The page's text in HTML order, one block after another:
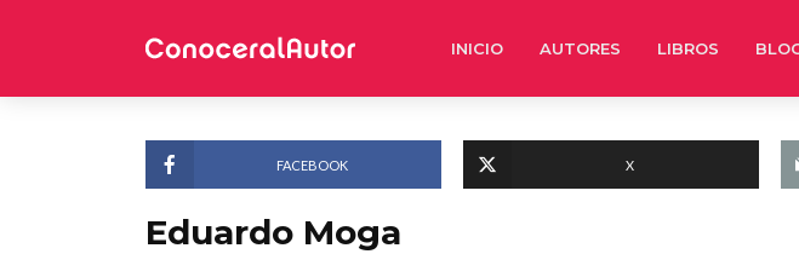
INICIO AUTORES LIBROS
FACEBOOK X
Eduardo Moga